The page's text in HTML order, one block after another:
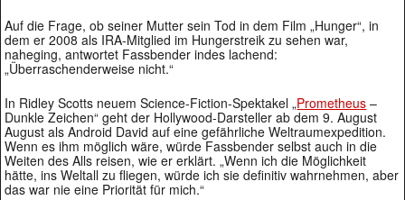
Auf die Frage, ob seiner Mutter sein Tod in dem Film „Hunger“, in
dem er 2008 als IRA-Mitglied im Hungerstreik zu sehen war,
naheging, antwortet Fassbender indes lachend:
„Überraschenderweise nicht.“
In Ridley Scotts neuem Science-Fiction-Spektakel „Prometheus –
Dunkle Zeichen“ geht der Hollywood-Darsteller ab dem 9. August
August als Android David auf eine gefährliche Weltraumexpedition.
Wenn es ihm möglich wäre, würde Fassbender selbst auch in die
Weiten des Alls reisen, wie er erklärt. „Wenn ich die Möglichkeit
hätte, ins Weltall zu fliegen, würde ich sie definitiv wahrnehmen, aber
das war nie eine Priorität für mich.“